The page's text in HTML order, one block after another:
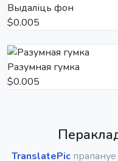
Выдаліць фон
$0.005
Разумная гумка
$0.005
TranslatePic